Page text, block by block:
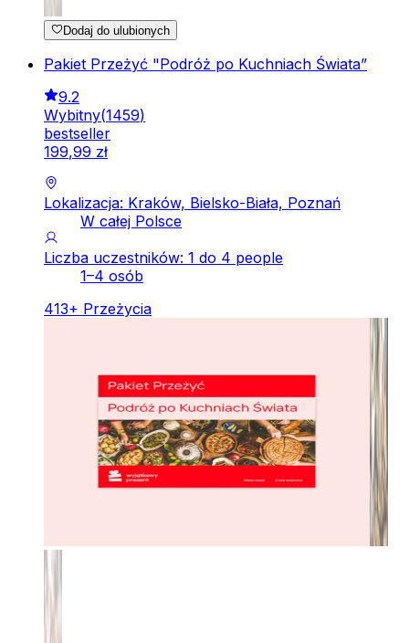
Dodaj do ulubionych
Pakiet Przeżyć "Podróż po Kuchniach Świata”
9.2
Wybitny(1459)
bestseller
199,99 zł
Lokalizacja: Kraków, Bielsko-Biała, Poznań
W całej Polsce
Liczba uczestników: 1 do 4 people
1–4 osób
413+ Przeżycia